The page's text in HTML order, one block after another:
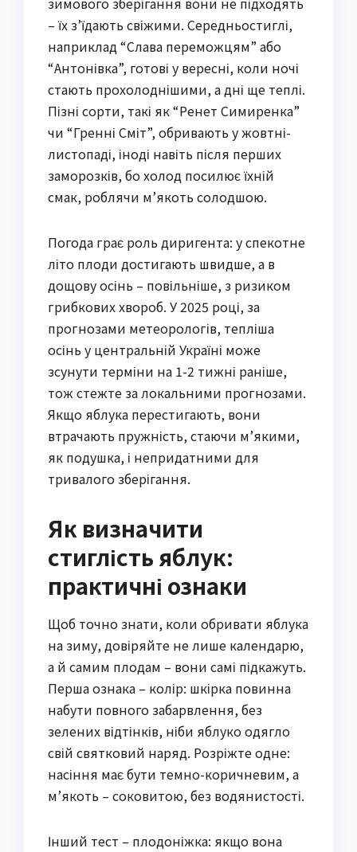
– їх з’їдають свіжими. Середньостиглі,
наприклад “Слава переможцям” або
“Антонівка”, готові у вересні, коли ночі
стають прохолоднішими, а дні ще теплі.
Пізні сорти, такі як “Ренет Симиренка”
чи “Гренні Сміт”, обривають у жовтні-
листопаді, іноді навіть після перших
заморозків, бо холод посилює їхній
смак, роблячи м’якоть солодшою.
Погода грає роль диригента: у спекотне
літо плоди достигають швидше, а в
дощову осінь – повільніше, з ризиком
грибкових хвороб. У 2025 році, за
прогнозами метеорологів, тепліша
осінь у центральній Україні може
зсунути терміни на 1-2 тижні раніше,
тож стежте за локальними прогнозами.
Якщо яблука перестигають, вони
втрачають пружність, стаючи м’якими,
як подушка, і непридатними для
тривалого зберігання.
Як визначити
стиглість яблук:
практичні ознаки
Щоб точно знати, коли обривати яблука
на зиму, довіряйте не лише календарю,
а й самим плодам – вони самі підкажуть.
Перша ознака – колір: шкірка повинна
набути повного забарвлення, без
зелених відтінків, ніби яблуко одягло
свій святковий наряд. Розріжте одне:
насіння має бути темно-коричневим, а
м’якоть – соковитою, без водянистості.
Інший тест – плодоніжка: якщо вона